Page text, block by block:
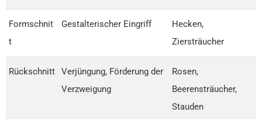
Formschnit
t
Gestalterischer Eingriff
Hecken,
Ziersträucher
Rückschnitt
Verjüngung, Förderung der
Verzweigung
Rosen,
Beerensträucher,
Stauden